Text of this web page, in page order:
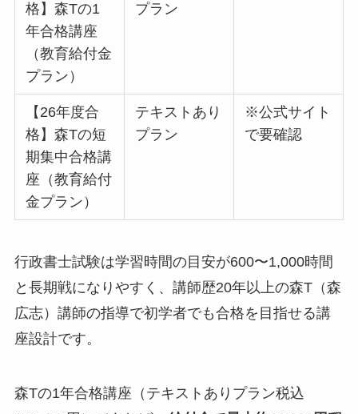
格】森Tの1
年合格講座
（教育給付金
プラン）
プラン
【26年度合
格】森Tの短
期集中合格講
座（教育給付
金プラン）
テキストあり
プラン
※公式サイト
で要確認
行政書士試験は学習時間の目安が600〜1,000時間
と長期戦になりやすく、講師歴20年以上の森T（森
広志）講師の指導で初学者でも合格を目指せる講
座設計です。
森Tの1年合格講座（テキストありプラン税込